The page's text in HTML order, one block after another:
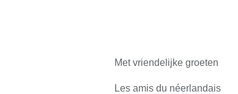
Met vriendelijke groeten
Les amis du néerlandais